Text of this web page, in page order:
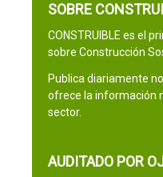
SOBRE
CONSTRUIBLE es el
sobre Construcción
Publica diariamente
ofrece la información
sector.
AUDITADO POR